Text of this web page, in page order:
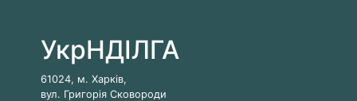
УкрНДІЛГА
61024, м. Харків,
вул. Григорія Сковороди